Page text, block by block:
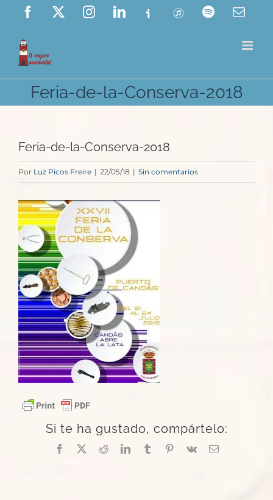
Saltar
contenido
Facebook InstagramLinkedIn
Ivoox ITunes Spotify
Feria-de-la-Conserva-2018
Feria-de-la-Conserva-2018
Por Luz Picos Freire | 22/05/18 | Sin comentarios
Si te ha gustado, compártelo:
Facebook
X RedditLinkedInTumblrPinterest
Vk
Correo